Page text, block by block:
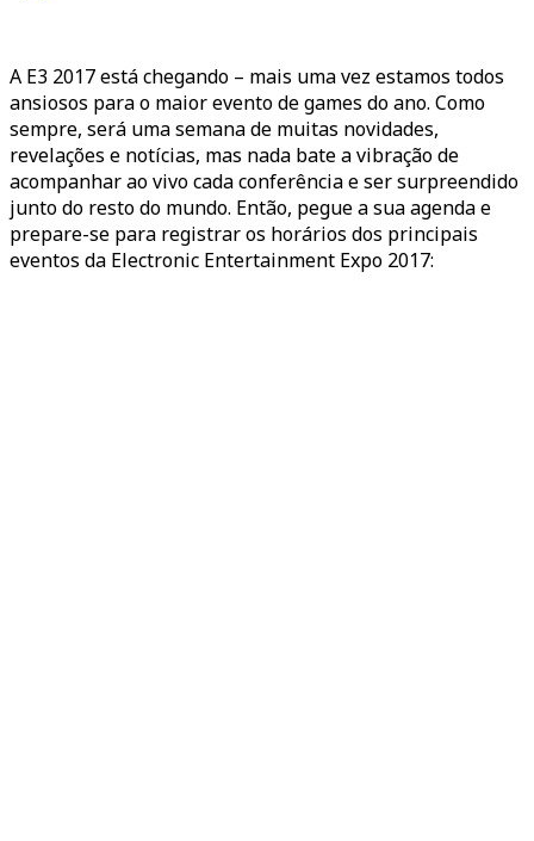
A E3 2017 está chegando – mais uma vez estamos todos
ansiosos para o maior evento de games do ano. Como
sempre, será uma semana de muitas novidades,
revelações e notícias, mas nada bate a vibração de
acompanhar ao vivo cada conferência e ser surpreendido
junto do resto do mundo. Então, pegue a sua agenda e
prepare-se para registrar os horários dos principais
eventos da Electronic Entertainment Expo 2017: